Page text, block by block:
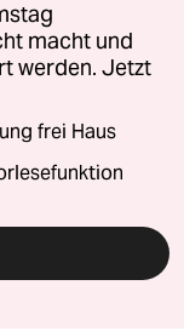
macht und
werden. Jetzt
frei Haus